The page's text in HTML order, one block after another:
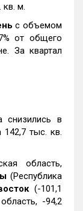
кв. м.
с объемом
от общего
За квартал
снизились в
тыс. кв.
область,
(Республика
(-101,1
-94,2